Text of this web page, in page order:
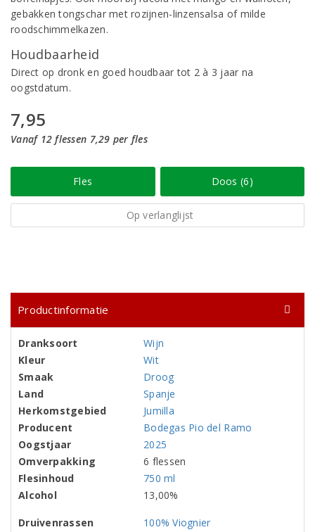
gebakken tongschar met rozijnen-linzensalsa of milde
roodschimmelkazen.
Houdbaarheid
Direct op dronk en goed houdbaar tot 2 à 3 jaar na
oogstdatum.
7,95
Vanaf 12 flessen 7,29 per fles
Fles Doos (6)
Op verlanglijst
Productinformatie
Dranksoort
Wijn
Kleur
Wit
Smaak
Droog
Land
Spanje
Herkomstgebied
Jumilla
Producent
Bodegas Pio del Ramo
Oogstjaar
2025
Omverpakking
6 flessen
Flesinhoud
750 ml
Alcohol
13,00%
Druivenrassen
100% Viognier